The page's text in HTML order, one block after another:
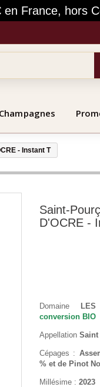
France, hors
Champagnes
- Instant T
Saint-
D'OCRE -
Domaine
conversion BIO
Appellation Saint
Cépages :
% et de Pinot
Millésime : 2023